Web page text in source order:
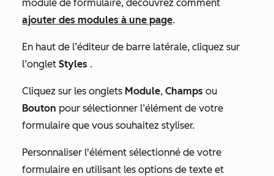
module de formulaire, découvrez comment
ajouter des modules à une page.
En haut de l’éditeur de barre latérale, cliquez sur
l’onglet Styles .
Cliquez sur les onglets Module, Champs ou
Bouton pour sélectionner l’élément de votre
formulaire que vous souhaitez styliser.
Personnaliser l'élément sélectionné de votre
formulaire en utilisant les options de texte et